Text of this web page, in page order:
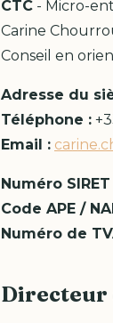
CTC - Micro-
Carine
Conseil en
Adresse du
Téléphone :
Email :
Numéro SIRET
Code APE /
Numéro de
Directeur